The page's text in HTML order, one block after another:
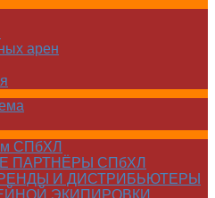
арен
СПбХЛ
ПАРТНЁРЫ СПбХЛ
И ДИСТРИБЬЮТЕРЫ
ЭКИПИРОВКИ